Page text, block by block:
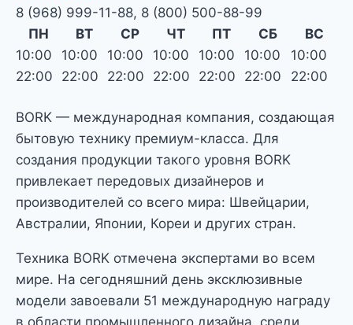
8 (968) 999-11-88, 8 (800) 500-88-99
ПН
ВТ СР ЧТ ПТ СБ
ВС
10:00
10:00 10:00 10:00 10:00 10:00
10:00
22:00
22:00 22:00 22:00 22:00 22:00 22:00
BORK — международная компания, создающая
бытовую технику премиум-класса. Для
создания продукции такого уровня BORK
привлекает передовых дизайнеров и
производителей со всего мира: Швейцарии,
Австралии, Японии, Кореи и других стран.
Техника BORK отмечена экспертами во всем
мире. На сегодняшний день эксклюзивные
модели завоевали 51 международную награду